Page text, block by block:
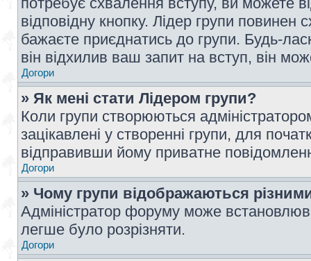
відповідну кнопку. Лідер групи
бажаєте приєднатись до групи. Будь-
він відхилив ваш запит на вступ, він
Догори
» Як мені стати Лідером групи?
Коли групи створюються
зацікавлені у створенні групи, для
відправивши йому приватне
Догори
» Чому групи відображаються
Адміністратор форуму може
легше було розрізняти.
Догори